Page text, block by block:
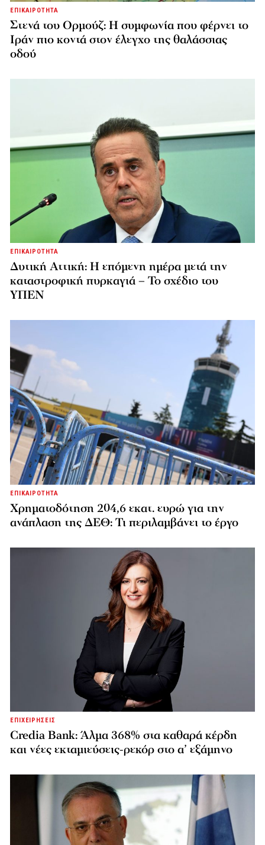
ΕΠΙΚΑΙΡΟΤΗΤΑ
Στενά του Ορμούζ: Η συμφωνία που φέρνει το
Ιράν πιο κοντά στον έλεγχο της θαλάσσιας
οδού
ΕΠΙΚΑΙΡΟΤΗΤΑ
Δυτική Αττική: Η επόμενη ημέρα μετά την
καταστροφική πυρκαγιά – Το σχέδιο του
ΥΠΕΝ
ΕΠΙΚΑΙΡΟΤΗΤΑ
Χρηματοδότηση 204,6 εκατ. ευρώ για την
ανάπλαση της ΔΕΘ: Τι περιλαμβάνει το έργο
ΕΠΙΧΕΙΡΗΣΕΙΣ
Credia Bank: Άλμα 368% στα καθαρά κέρδη
και νέες εκταμιεύσεις-ρεκόρ στο α’ εξάμηνο